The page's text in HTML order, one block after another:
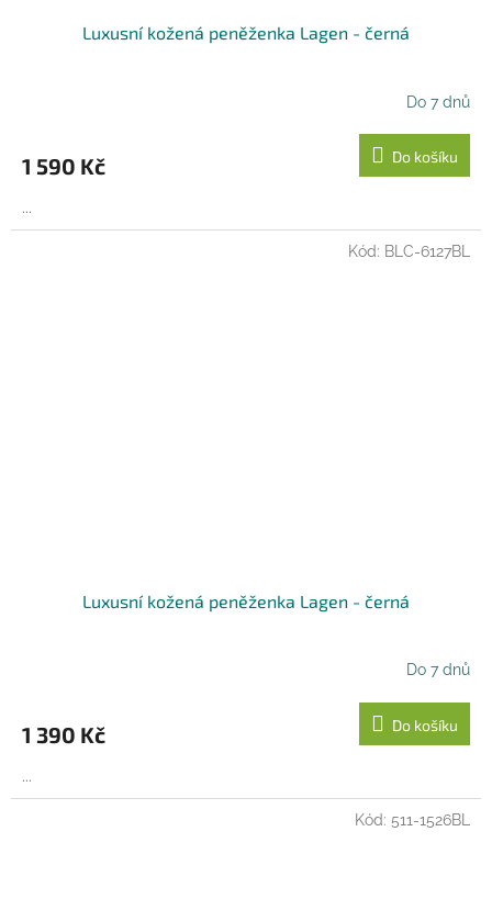
Luxusní kožená peněženka Lagen - černá
Do 7 dnů
1 590 Kč Do košíku
...
Luxusní kožená peněženka Lagen - černá
Do 7 dnů
1 390 Kč Do košíku
...
Kód: BLC-6127BL
Kód: 511-1526BL